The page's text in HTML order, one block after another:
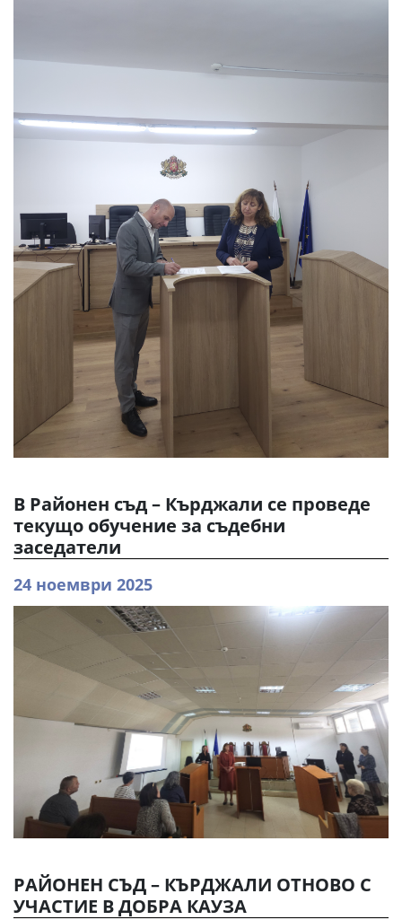
В Районен съд – Кърджали се проведе
текущо обучение за съдебни
заседатели
24 ноември 2025
РАЙОНЕН СЪД – КЪРДЖАЛИ ОТНОВО С
УЧАСТИЕ В ДОБРА КАУЗА